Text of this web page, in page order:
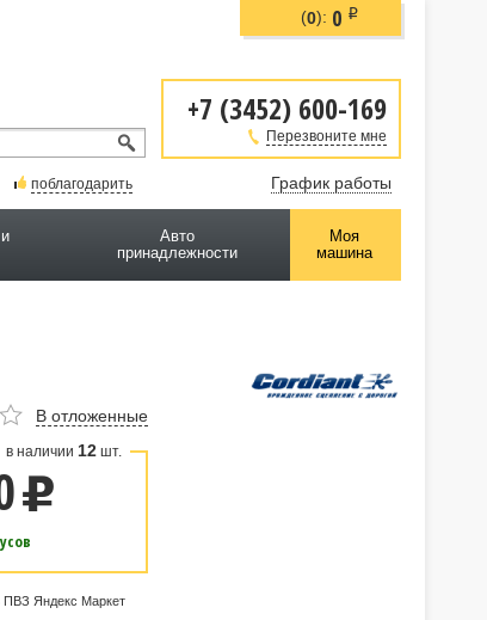
+7 (3452) 600-169
Перезвоните мне
поблагодарить График работы
Авто
принадлежности
Моя
машина
В отложенные
в наличии 12 шт.
u
ПВЗ Яндекс Маркет
(0): 0 i